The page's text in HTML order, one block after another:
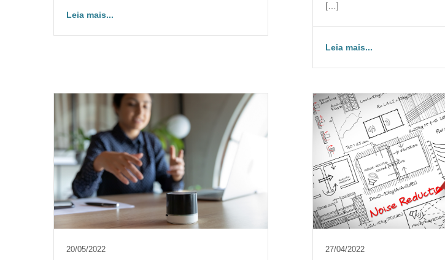
Leia mais...
[…]
Leia mais...
20/05/2022 27/04/2022